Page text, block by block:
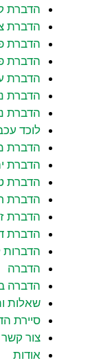
הדברת
הדברת
הדברת
הדברת
הדברת
הדברת
הדברת
לוכד
הדברת
הדברת
הדברת
הדברת
הדברת
הדברת
הדברות
הדברה
הדברה
שאלות
סיירת
צור קשר
אודות